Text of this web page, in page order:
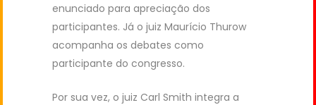
enunciado para apreciação dos
participantes. Já o juiz Maurício Thurow
acompanha os debates como
participante do congresso.
Por sua vez, o juiz Carl Smith integra a